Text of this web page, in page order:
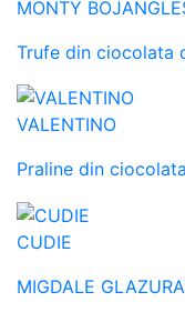
MONTY
Trufe din ciocolata
VALENTINO
Praline din
CUDIE
MIGDALE